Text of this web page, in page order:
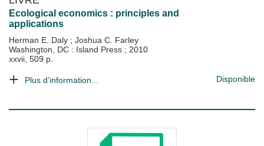
Ecological economics : principles and
applications
Herman E. Daly ; Joshua C. Farley
Washington, DC : Island Press ; 2010
xxvii, 509 p.
Plus d'information... Disponible